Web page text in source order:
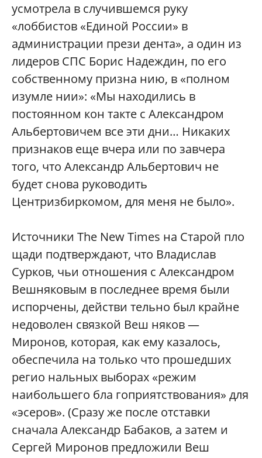
усмотрела в случившемся руку
«лоббистов «Единой России» в
администрации прези дента», а один из
лидеров СПС Борис Надеждин, по его
собственному призна нию, в «полном
изумле нии»: «Мы находились в
постоянном кон такте с Александром
Альбертовичем все эти дни… Никаких
признаков еще вчера или по завчера
того, что Александр Альбертович не
будет снова руководить
Центризбиркомом, для меня не было».
Источники The New Times на Старой пло
щади подтверждают, что Владислав
Сурков, чьи отношения с Александром
Вешняковым в последнее время были
испорчены, действи тельно был крайне
недоволен связкой Веш няков —
Миронов, которая, как ему казалось,
обеспечила на только что прошедших
регио нальных выборах «режим
наибольшего бла гоприятствования» для
«эсеров». (Сразу же после отставки
сначала Александр Бабаков, а затем и
Сергей Миронов предложили Веш